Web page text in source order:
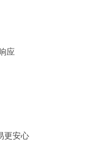
应
更安心